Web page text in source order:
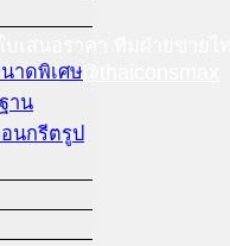
บเสนอราคา ทีมฝ่ายขาย
9040 @thaiconsmax
าดพิเศษ
าน
นกรีตรูป